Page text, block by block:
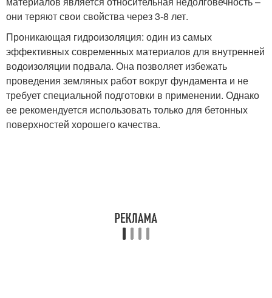
они теряют свои свойства через 3-8 лет.
Проникающая гидроизоляция: один из самых
эффективных современных материалов для внутренней
водоизоляции подвала. Она позволяет избежать
проведения земляных работ вокруг фундамента и не
требует специальной подготовки в применении. Однако
ее рекомендуется использовать только для бетонных
поверхностей хорошего качества.